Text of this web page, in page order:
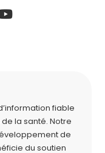
fiable
la santé. Notre
de
du soutien